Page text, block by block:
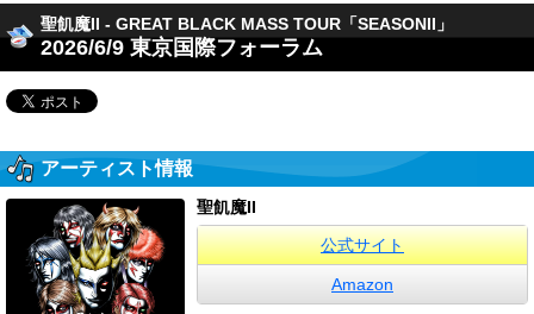
聖飢魔II - GREAT BLACK MASS TOUR「SEASONII」
2026/6/9 東京国際フォーラム
アーティスト情報
聖飢魔II
公式サイト
Amazon